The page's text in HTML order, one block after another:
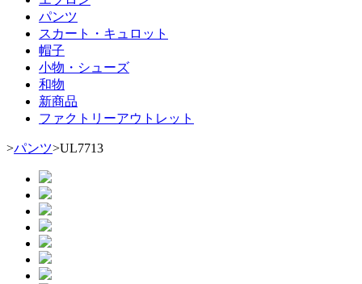
パンツ
スカート・キュロット
帽子
小物・シューズ
和物
新商品
ファクトリーアウトレット
>パンツ>UL7713